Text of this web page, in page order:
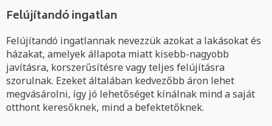
Felújítandó ingatlan
Felújítandó ingatlannak nevezzük azokat a lakásokat és
házakat, amelyek állapota miatt kisebb-nagyobb
javításra, korszerűsítésre vagy teljes felújításra
szorulnak. Ezeket általában kedvezőbb áron lehet
megvásárolni, így jó lehetőséget kínálnak mind a saját
otthont keresőknek, mind a befektetőknek.